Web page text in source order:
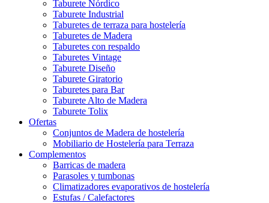
Taburete Nórdico
Taburete Industrial
Taburetes de terraza para hostelería
Taburetes de Madera
Taburetes con respaldo
Taburetes Vintage
Taburete Diseño
Taburete Giratorio
Taburetes para Bar
Taburete Alto de Madera
Taburete Tolix
Ofertas
Conjuntos de Madera de hostelería
Mobiliario de Hostelería para Terraza
Complementos
Barricas de madera
Parasoles y tumbonas
Climatizadores evaporativos de hostelería
Estufas / Calefactores